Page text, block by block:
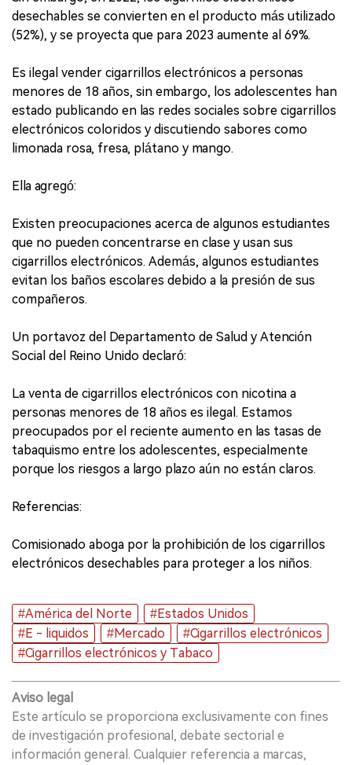
desechables se convierten en el producto más utilizado
(52%), y se proyecta que para 2023 aumente al 69%.
Es ilegal vender cigarrillos electrónicos a personas
menores de 18 años, sin embargo, los adolescentes han
estado publicando en las redes sociales sobre cigarrillos
electrónicos coloridos y discutiendo sabores como
limonada rosa, fresa, plátano y mango.
Ella agregó:
Existen preocupaciones acerca de algunos estudiantes
que no pueden concentrarse en clase y usan sus
cigarrillos electrónicos. Además, algunos estudiantes
evitan los baños escolares debido a la presión de sus
compañeros.
Un portavoz del Departamento de Salud y Atención
Social del Reino Unido declaró:
La venta de cigarrillos electrónicos con nicotina a
personas menores de 18 años es ilegal. Estamos
preocupados por el reciente aumento en las tasas de
tabaquismo entre los adolescentes, especialmente
porque los riesgos a largo plazo aún no están claros.
Referencias:
Comisionado aboga por la prohibición de los cigarrillos
electrónicos desechables para proteger a los niños.
#América del Norte
#Estados Unidos
#E - liquidos
#Mercado
#Cigarrillos electrónicos
#Cigarrillos electrónicos y Tabaco
Aviso legal
Este artículo se proporciona exclusivamente con fines
de investigación profesional, debate sectorial e
información general. Cualquier referencia a marcas,